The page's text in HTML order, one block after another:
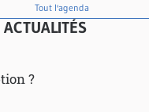
Tout l'agenda
?